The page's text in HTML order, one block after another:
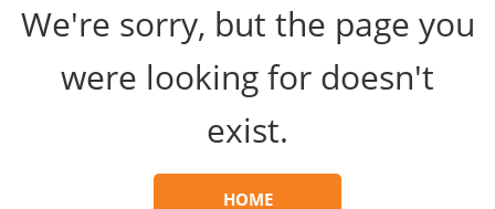
We're sorry, but the page you
were looking for doesn't
exist.
HOME